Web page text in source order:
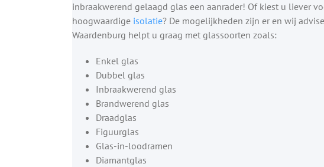
inbraakwerend gelaagd glas een aanrader! Of kiest u liever
hoogwaardige isolatie? De mogelijkheden zijn er en wij
Waardenburg helpt u graag met glassoorten zoals:
Enkel glas
Dubbel glas
Inbraakwerend glas
Brandwerend glas
Draadglas
Figuurglas
Glas-in-loodramen
Diamantglas